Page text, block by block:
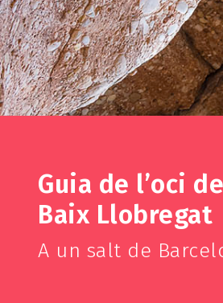
Guia de l’oci
Baix Llobregat
A un salt de